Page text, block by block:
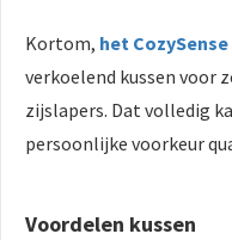
Kortom, het
verkoelend kussen voor
zijslapers. Dat volledig
persoonlijke voorkeur
Voordelen kussen